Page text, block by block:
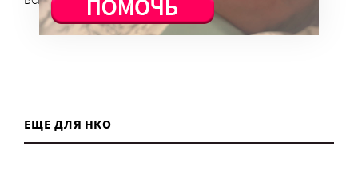
ЕЩЕ ДЛЯ НКО